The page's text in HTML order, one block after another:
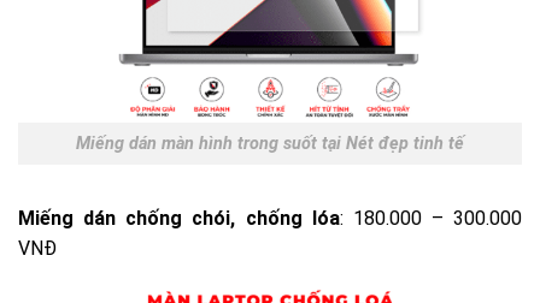
Miếng dán màn hình trong suốt tại Nét đẹp tinh tế
Miếng dán chống chói, chống lóa: 180.000 – 300.000
VNĐ